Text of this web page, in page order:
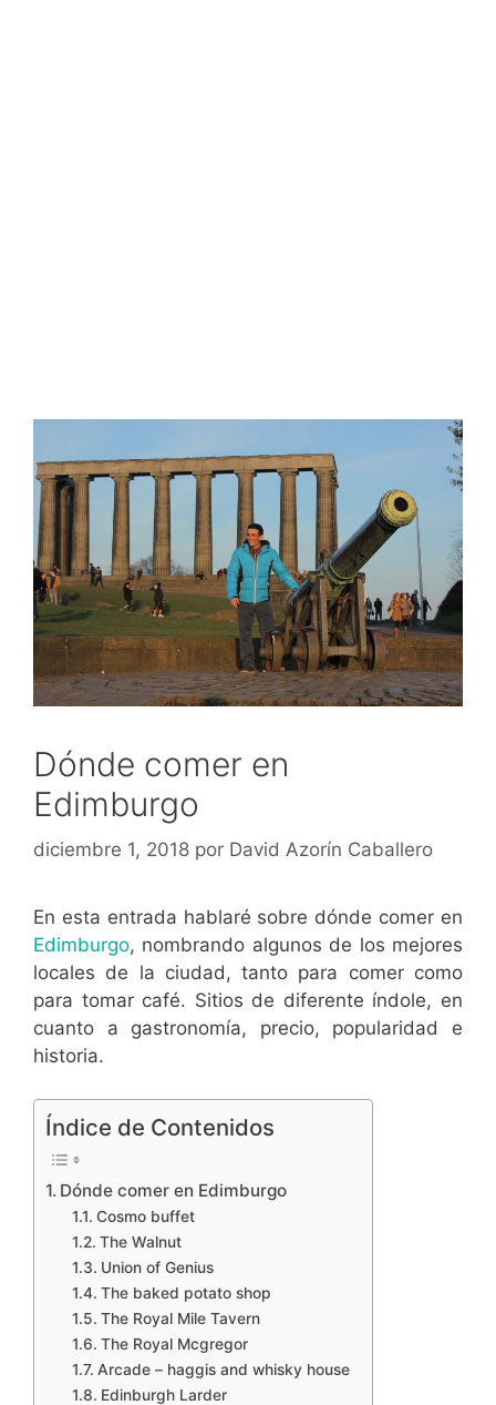
Dónde comer en
Edimburgo
diciembre 1, 2018 por David Azorín Caballero
En esta entrada hablaré sobre dónde comer en
Edimburgo, nombrando algunos de los mejores
locales de la ciudad, tanto para comer como
para tomar café. Sitios de diferente índole, en
cuanto a gastronomía, precio, popularidad e
historia.
Índice de Contenidos
Dónde comer en Edimburgo
Cosmo buffet
The Walnut
Union of Genius
The baked potato shop
The Royal Mile Tavern
The Royal Mcgregor
Arcade – haggis and whisky house
Edinburgh Larder